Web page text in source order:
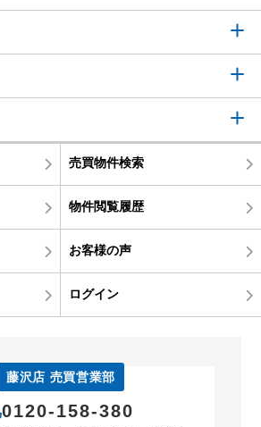
売買物件検索
物件閲覧履歴
お客様の声
ログイン
藤沢店 売買営業部
0120-158-380